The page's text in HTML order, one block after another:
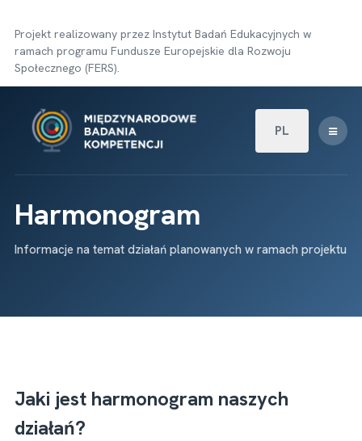
Projekt realizowany przez Instytut Badań Edukacyjnych w
ramach programu Fundusze Europejskie dla Rozwoju
Społecznego (FERS).
Wybierz swój język
PL
Harmonogram
Informacje na temat działań planowanych w ramach projektu
Jaki jest harmonogram naszych
działań?